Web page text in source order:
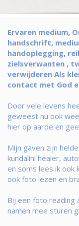
Ervaren medium,
handschrift,
handoplegging,
zielsverwanten ,
verwijderen Als
contact met God
Door vele levens
geweest nu ook
hier op aarde en
Mijn gaven zijn
kundalini healer,
en soms lees ik ook
ook foto lezen en
Bij een foto reading
namen mee sturen